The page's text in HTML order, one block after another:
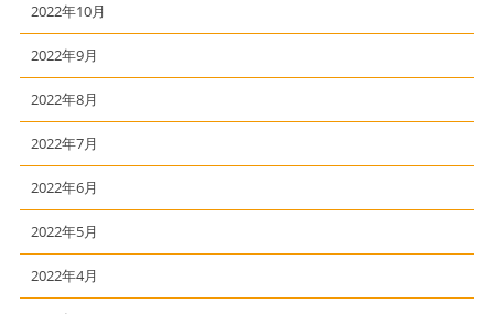
2022年10月
2022年9月
2022年8月
2022年7月
2022年6月
2022年5月
2022年4月